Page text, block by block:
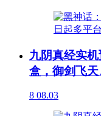
九阴真经实
盒，御剑飞
8 08.03